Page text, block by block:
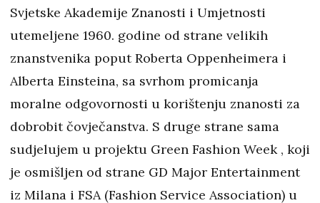
Svjetske Akademije Znanosti i Umjetnosti
utemeljene 1960. godine od strane velikih
znanstvenika poput Roberta Oppenheimera i
Alberta Einsteina, sa svrhom promicanja
moralne odgovornosti u korištenju znanosti za
dobrobit čovječanstva. S druge strane sama
sudjelujem u projektu Green Fashion Week , koji
je osmišljen od strane GD Major Entertainment
iz Milana i FSA (Fashion Service Association) u